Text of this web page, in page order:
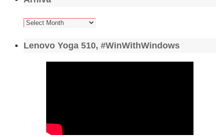
Arhiva
Lenovo Yoga 510, #WinWithWindows